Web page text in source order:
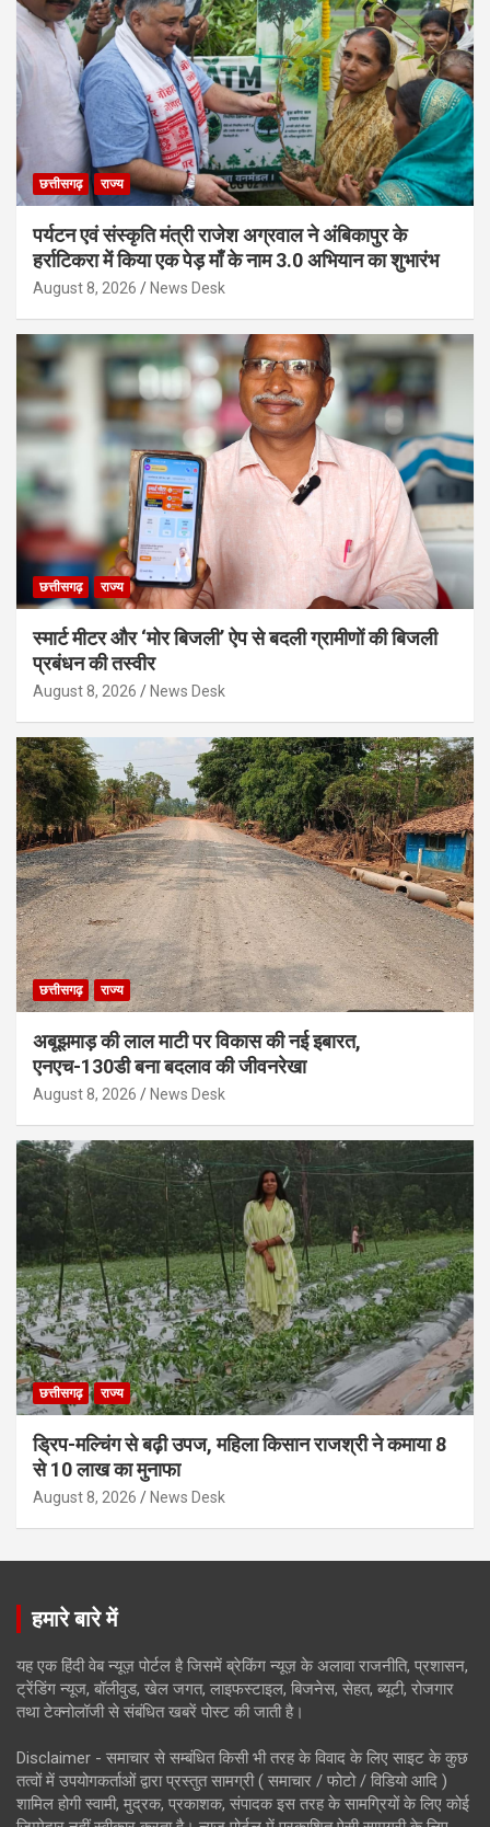
छत्तीसगढ़ राज्य
पर्यटन एवं संस्कृति मंत्री राजेश अग्रवाल ने अंबिकापुर के
हर्राटिकरा में किया एक पेड़ माँ के नाम 3.0 अभियान का शुभारंभ
August 8, 2026 News Desk
छत्तीसगढ़ राज्य
स्मार्ट मीटर और ‘मोर बिजली’ ऐप से बदली ग्रामीणों की बिजली
प्रबंधन की तस्वीर
August 8, 2026 News Desk
छत्तीसगढ़ राज्य
अबूझमाड़ की लाल माटी पर विकास की नई इबारत,
एनएच-130डी बना बदलाव की जीवनरेखा
August 8, 2026 News Desk
छत्तीसगढ़ राज्य
ड्रिप-मल्चिंग से बढ़ी उपज, महिला किसान राजश्री ने कमाया 8
से 10 लाख का मुनाफा
August 8, 2026 News Desk
हमारे बारे में
यह एक हिंदी वेब न्यूज़ पोर्टल है जिसमें ब्रेकिंग न्यूज़ के अलावा राजनीति, प्रशासन,
ट्रेंडिंग न्यूज, बॉलीवुड, खेल जगत, लाइफस्टाइल, बिजनेस, सेहत, ब्यूटी, रोजगार
तथा टेक्नोलॉजी से संबंधित खबरें पोस्ट की जाती है।
Disclaimer - समाचार से सम्बंधित किसी भी तरह के विवाद के लिए साइट के कुछ
तत्वों में उपयोगकर्ताओं द्वारा प्रस्तुत सामग्री ( समाचार / फोटो / विडियो आदि )
शामिल होगी स्वामी, मुद्रक, प्रकाशक, संपादक इस तरह के सामग्रियों के लिए कोई